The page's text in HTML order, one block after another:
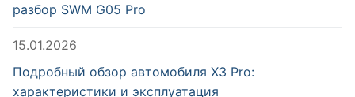
разбор SWM G05 Pro
15.01.2026
Подробный обзор автомобиля X3 Pro:
характеристики и эксплуатация